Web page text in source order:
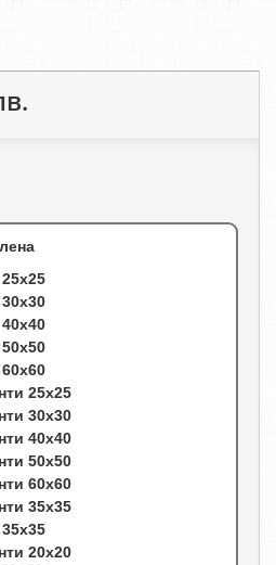
25х25
30х30
40х40
50х50
60х60
35х35
20х20